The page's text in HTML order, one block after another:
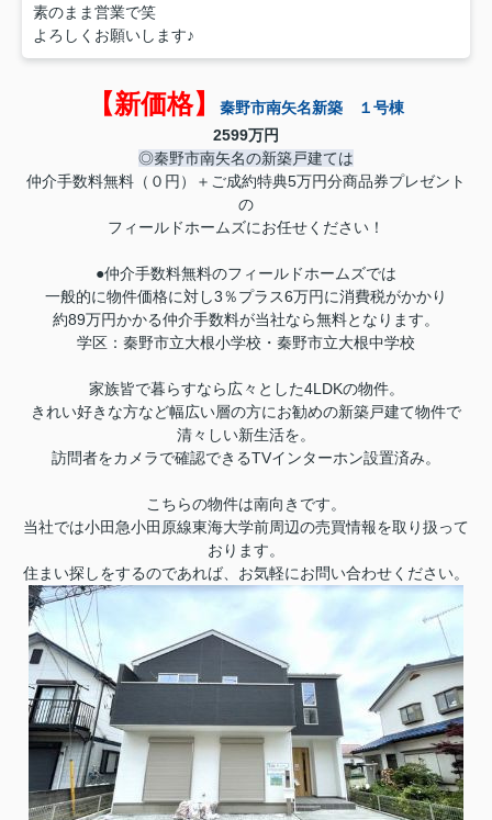
素のまま営業で笑
よろしくお願いします♪
【新価格】
秦野市南矢名新築 １号棟
2599万円
◎秦野市南矢名の新築戸建ては
仲介手数料無料（０円）＋ご成約特典5万円分商品券プレゼント
の
フィールドホームズにお任せください！
●仲介手数料無料のフィールドホームズでは
一般的に物件価格に対し3％プラス6万円に消費税がかかり
約89万円かかる仲介手数料が当社なら無料となります。
学区：秦野市立大根小学校・秦野市立大根中学校
家族皆で暮らすなら広々とした4LDKの物件。
きれい好きな方など幅広い層の方にお勧めの新築戸建て物件で
清々しい新生活を。
訪問者をカメラで確認できるTVインターホン設置済み。
こちらの物件は南向きです。
当社では小田急小田原線東海大学前周辺の売買情報を取り扱って
おります。
住まい探しをするのであれば、お気軽にお問い合わせください。